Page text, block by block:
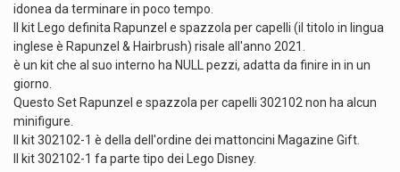
idonea da terminare in poco tempo.
Il kit Lego definita Rapunzel e spazzola per capelli (il titolo in lingua
inglese è Rapunzel & Hairbrush) risale all'anno 2021.
è un kit che al suo interno ha NULL pezzi, adatta da finire in in un
giorno.
Questo Set Rapunzel e spazzola per capelli 302102 non ha alcun
minifigure.
Il kit 302102-1 è della dell'ordine dei mattoncini Magazine Gift.
Il kit 302102-1 fa parte tipo dei Lego Disney.